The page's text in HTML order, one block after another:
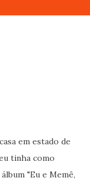
em estado de
tinha como
"Eu e Memê,